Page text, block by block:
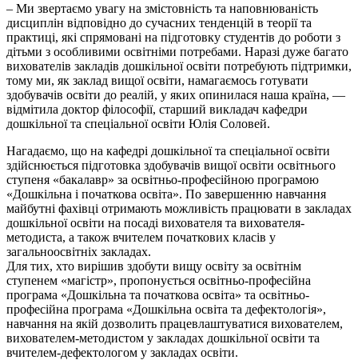
– Ми звертаємо увагу на змістовність та наповнюваність
дисциплін відповідно до сучасних тенденцій в теорії та
практиці, які спрямовані на підготовку студентів до роботи з
дітьми з особливими освітніми потребами. Наразі дуже багато
вихователів закладів дошкільної освіти потребують підтримки,
тому ми, як заклад вищої освіти, намагаємось готувати
здобувачів освіти до реалій, у яких опинилася наша країна, —
відмітила доктор філософії, старший викладач кафедри
дошкільної та спеціальної освіти Юлія Соловей.
Нагадаємо, що на кафедрі дошкільної та спеціальної освіти
здійснюється підготовка здобувачів вищої освіти освітнього
ступеня «бакалавр» за освітньо-професійною програмою
«Дошкільна і початкова освіта». По завершенню навчання
майбутні фахівці отримають можливість працювати в закладах
дошкільної освіти на посаді вихователя та вихователя-
методиста, а також вчителем початкових класів у
загальноосвітніх закладах.
Для тих, хто вирішив здобути вищу освіту за освітнім
ступенем «магістр», пропонується освітньо-професійна
програма «Дошкільна та початкова освіта» та освітньо-
професійна програма «Дошкільна освіта та дефектологія»,
навчання на якій дозволить працевлаштуватися вихователем,
вихователем-методистом у закладах дошкільної освіти та
вчителем-дефектологом у закладах освіти.